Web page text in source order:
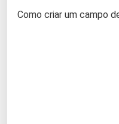
Como criar um campo